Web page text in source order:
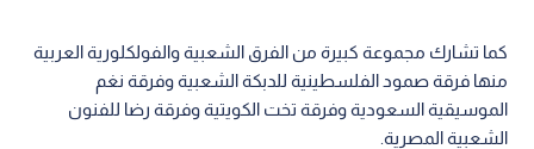
كما تشارك مجموعة كبيرة من الفرق الشعبية والفولكلورية العربية
منها فرقة صمود الفلسطينية للدبكة الشعبية وفرقة نغم
الموسيقية السعودية وفرقة تخت الكويتية وفرقة رضا للفنون
الشعبية المصرية.